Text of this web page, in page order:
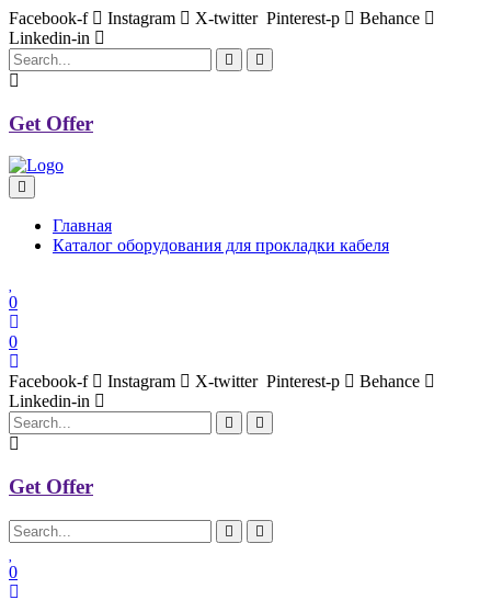
Facebook-f Instagram X-twitter Pinterest-p
Behance
Linkedin-in
Get Offer
Главная
Каталог оборудования для прокладки кабеля
0
0
Facebook-f Instagram X-twitter Pinterest-p
Behance
Linkedin-in
Get Offer
0